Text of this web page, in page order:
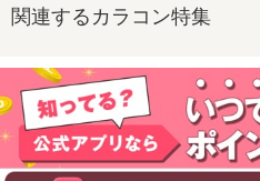
関連するカラコン特集